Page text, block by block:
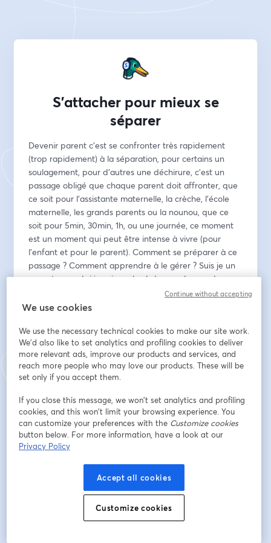
S'attacher pour mieux se
séparer
Devenir parent c'est se confronter très rapidement
(trop rapidement) à la séparation, pour certains un
soulagement, pour d'autres une déchirure, c'est un
passage obligé que chaque parent doit affronter, que
ce soit pour l'assistante maternelle, la crèche, l'école
maternelle, les grands parents ou la nounou, que ce
soit pour 5min, 30min, 1h, ou une journée, ce moment
est un moment qui peut être intense à vivre (pour
l'enfant et pour le parent). Comment se préparer à ce
passage ? Comment apprendre à le gérer ? Suis je un
parent normal si je suis soulagé de me séparer de mon
enfant quelques heures ? Suis je un parent normal si
au contraire c'est une grande déchirure ?  Ce
(Monsieur J du social crew) et deux professionnels de
cithéa ( Un EJE et une psychologue) vous invite à en
savoir plus sur ce moment si particulier.
L'émission MAJ (ta mise à jour) est une émission en
faveur des parents imparfaits qui souhaitent s'informer
dans une ambiance safe
Địa chỉ email*
We use cookies
We use the necessary technical cookies to make our site work.
We'd also like to set analytics and profiling cookies to deliver
more relevant ads, improve our products and services, and
reach more people who may love our products. These will be
set only if you accept them.
If you close this message, we won’t set analytics and profiling
cookies, and this won’t limit your browsing experience. You
can customize your preferences with the Customize cookies
button below. For more information, have a look at our
Privacy Policy
Accept all cookies
Customize cookies
Continue without accepting